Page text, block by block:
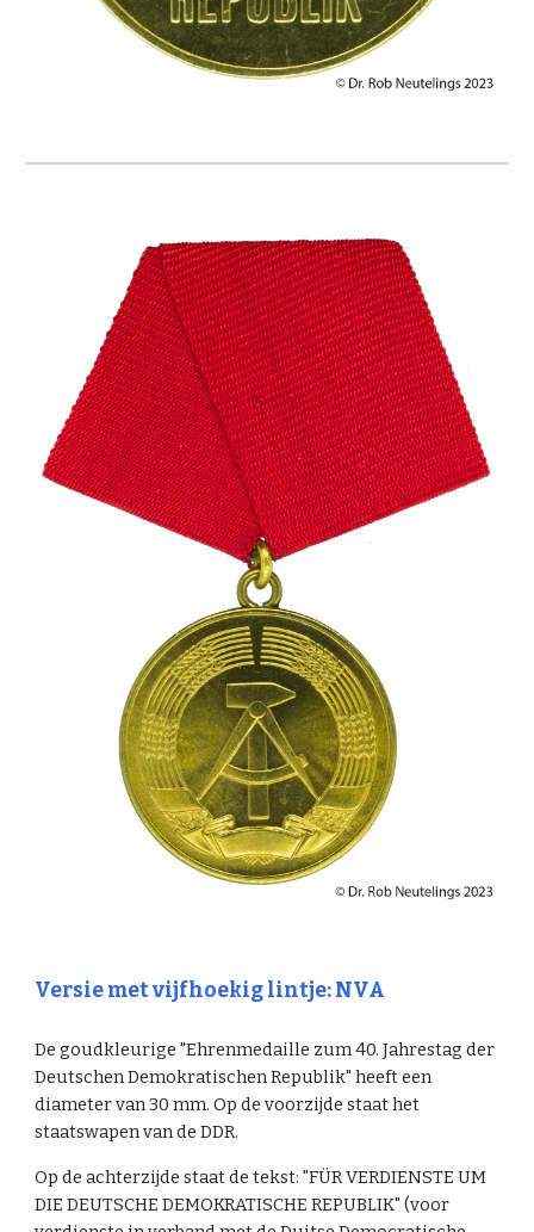
Versie met vijfhoekig lintje: NVA
De goudkleurige "Ehrenmedaille zum 40. Jahrestag der
Deutschen Demokratischen Republik" heeft een
diameter van 30 mm. Op de voorzijde staat het
staatswapen van de DDR.
Op de achterzijde staat de tekst: "FÜR VERDIENSTE UM
DIE DEUTSCHE DEMOKRATISCHE REPUBLIK" (voor